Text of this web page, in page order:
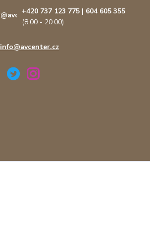
+420 737 123 775 | 604 605 355
(8:00 - 20:00)
info@avcenter.cz